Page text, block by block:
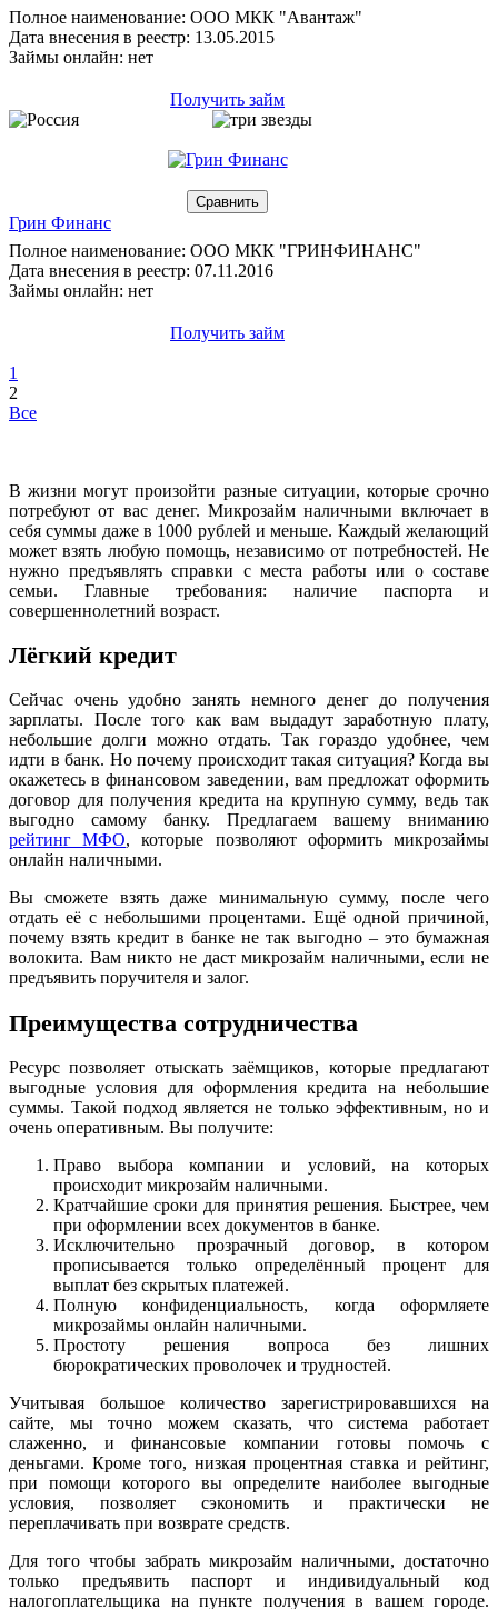
Полное наименование: ООО МКК "Авантаж"
Дата внесения в реестр: 13.05.2015
Займы онлайн: нет
Получить займ
Грин Финанс
Полное наименование: ООО МКК "ГРИНФИНАНС"
Дата внесения в реестр: 07.11.2016
Займы онлайн: нет
Получить займ
1
2
Все
В жизни могут произойти разные ситуации, которые срочно
потребуют от вас денег. Микрозайм наличными включает в
себя суммы даже в 1000 рублей и меньше. Каждый желающий
может взять любую помощь, независимо от потребностей. Не
нужно предъявлять справки с места работы или о составе
семьи. Главные требования: наличие паспорта и
совершеннолетний возраст.
Лёгкий кредит
Сейчас очень удобно занять немного денег до получения
зарплаты. После того как вам выдадут заработную плату,
небольшие долги можно отдать. Так гораздо удобнее, чем
идти в банк. Но почему происходит такая ситуация? Когда вы
окажетесь в финансовом заведении, вам предложат оформить
договор для получения кредита на крупную сумму, ведь так
выгодно самому банку. Предлагаем вашему вниманию
рейтинг МФО, которые позволяют оформить микрозаймы
онлайн наличными.
Вы сможете взять даже минимальную сумму, после чего
отдать её с небольшими процентами. Ещё одной причиной,
почему взять кредит в банке не так выгодно – это бумажная
волокита. Вам никто не даст микрозайм наличными, если не
предъявить поручителя и залог.
Преимущества сотрудничества
Ресурс позволяет отыскать заёмщиков, которые предлагают
выгодные условия для оформления кредита на небольшие
суммы. Такой подход является не только эффективным, но и
очень оперативным. Вы получите:
Право выбора компании и условий, на которых
происходит микрозайм наличными.
Кратчайшие сроки для принятия решения. Быстрее, чем
при оформлении всех документов в банке.
Исключительно прозрачный договор, в котором
прописывается только определённый процент для
выплат без скрытых платежей.
Полную конфиденциальность, когда оформляете
микрозаймы онлайн наличными.
Простоту решения вопроса без лишних
бюрократических проволочек и трудностей.
Учитывая большое количество зарегистрировавшихся на
сайте, мы точно можем сказать, что система работает
слаженно, и финансовые компании готовы помочь с
деньгами. Кроме того, низкая процентная ставка и рейтинг,
при помощи которого вы определите наиболее выгодные
условия, позволяет сэкономить и практически не
переплачивать при возврате средств.
Для того чтобы забрать микрозайм наличными, достаточно
только предъявить паспорт и индивидуальный код
налогоплательщика на пункте получения в вашем городе.